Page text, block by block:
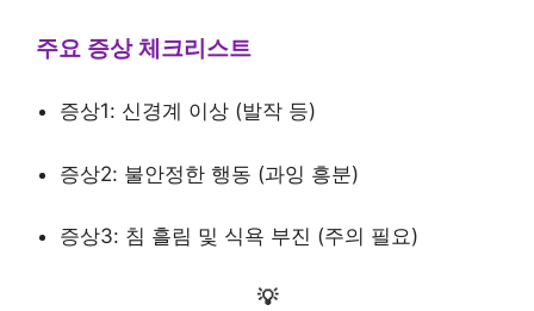
주요 증상 체크리스트
증상1: 신경계 이상 (발작 등)
증상2: 불안정한 행동 (과잉 흥분)
증상3: 침 흘림 및 식욕 부진 (주의 필요)
💡